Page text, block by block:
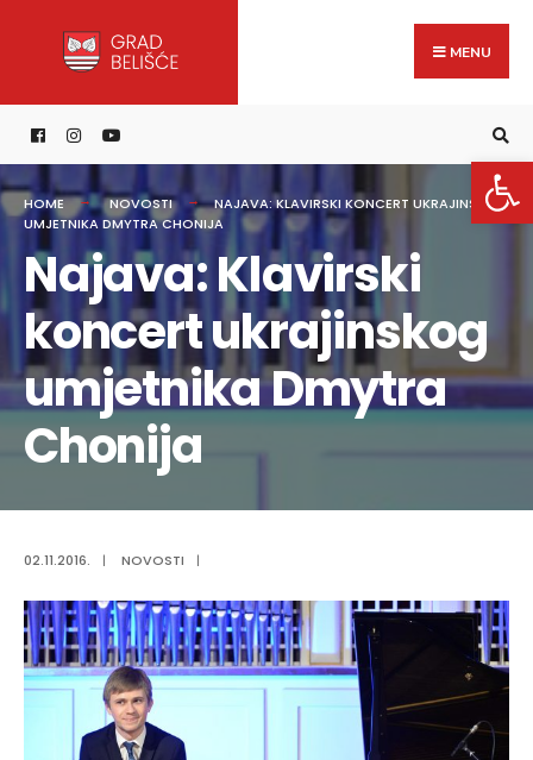
content
MENU
HOME NOVOSTI
NAJAVA: KLAVIRSKI KONCERT UKRAJINSKOG
UMJETNIKA DMYTRA CHONIJA
Najava: Klavirski
koncert ukrajinskog
umjetnika Dmytra
Chonija
02.11.2016. | NOVOSTI |
for: